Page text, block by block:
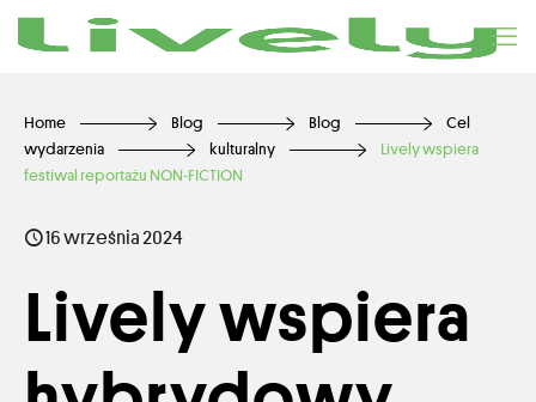
Home Blog Blog
Cel
wydarzenia
kulturalny
Lively wspiera
festiwal reportażu NON-FICTION
16 września 2024
Lively wspiera